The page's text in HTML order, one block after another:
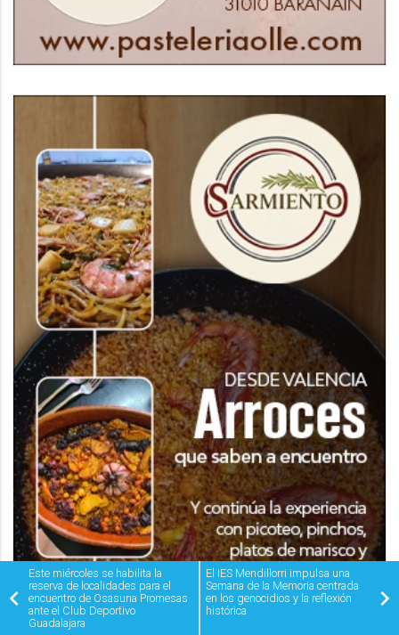
Este miércoles se habilita la
reserva de localidades para el
encuentro de Osasuna Promesas
ante el Club Deportivo
Guadalajara
El IES Mendillorri impulsa una
Semana de la Memoria centrada
en los genocidios y la reflexión
histórica